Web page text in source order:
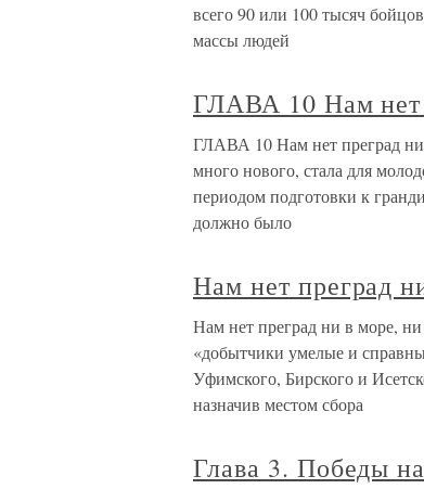
всего 90 или 100 тысяч
массы людей
ГЛАВА 10 Нам нет
ГЛАВА 10 Нам нет преград
много нового, стала для
периодом подготовки к
должно было
Нам нет преград
Нам нет преград ни в море,
«добытчики умелые и
Уфимского, Бирского и
назначив местом сбора
Глава 3. Победы